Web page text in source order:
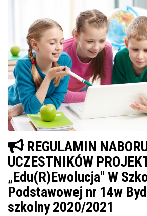
REGULAMIN
UCZESTNIKÓW
„Edu(R)Ewolucja" W
Podstawowej nr 14w
szkolny 2020/2021